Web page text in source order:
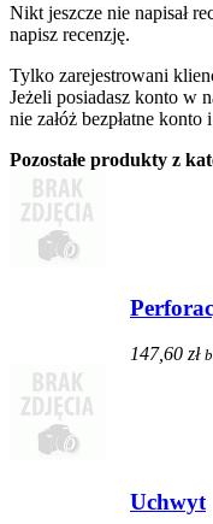
Nikt jeszcze nie napisał
napisz recenzję.
Tylko zarejestrowani
Jeżeli posiadasz konto w
nie załóż bezpłatne konto
Pozostałe produkty z
147,60 zł
Uchwyt